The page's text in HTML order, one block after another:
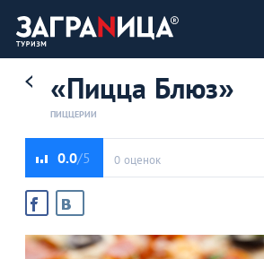
«Пицца Блюз»
ПИЦЦЕРИИ
0.0 0 оценок